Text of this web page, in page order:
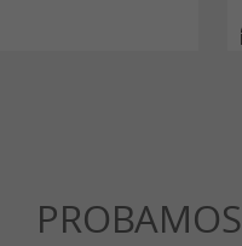
PROBAMOS